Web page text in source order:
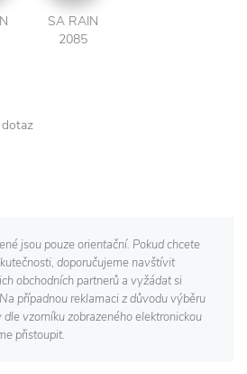
SA RAIN
2085
jsou pouze orientační. Pokud chcete
doporučujeme navštívit
obchodních partnerů a vyžádat si
případnou reklamaci z důvodu výběru
vzorníku zobrazeného elektronickou
přistoupit.